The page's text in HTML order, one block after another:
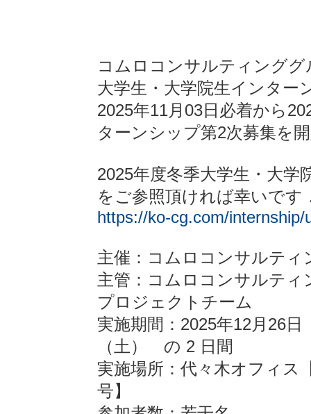
コムロコンサルティング
大学生・大学院生インター
2025年11月03日必着から
ターンシップ第2次募集を
2025年度冬季大学生・大
をご参照頂ければ幸いです
https://ko-cg.com/
主催：コムロコンサルティ
主管：コムロコンサルテ
プロジェクトチーム
実施期間：2025年12月26
（土） の 2 日間
実施場所：代々木オフィス
号】